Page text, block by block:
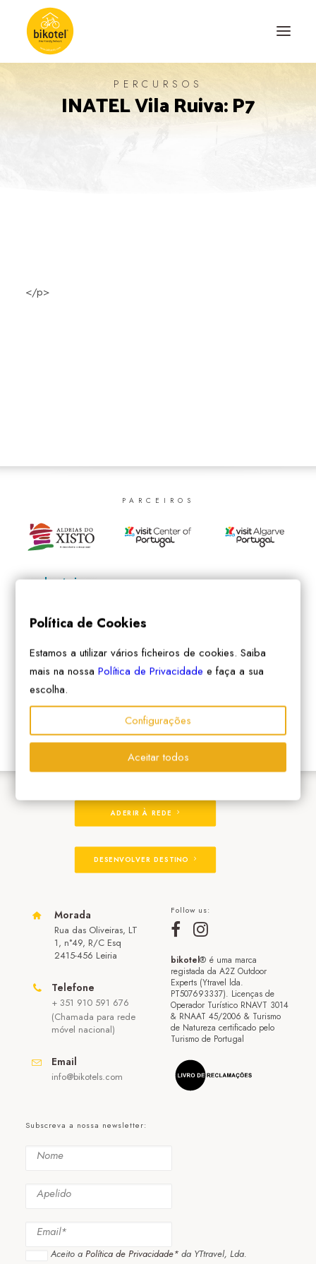
SOBRE NÓS
PERCURSOS
INATEL Vila Ruiva: P7
</p>
PARCEIROS
ADERIR À REDE
DESENVOLVER DESTINO
Morada
Rua das Oliveiras, LT
1, n°49, R/C Esq
2415-456 Leiria
Telefone
+ 351 910 591 676
(Chamada para rede
móvel nacional)
Email
info@bikotels.com
Follow us:
bikotel® é uma marca
registada da A2Z Outdoor
Experts (Ytravel lda.
PT507693337). Licenças de
Operador Turístico RNAVT 3014
& RNAAT 45/2006 & Turismo
de Natureza certificado pelo
Turismo de Portugal
Subscreva a nossa newsletter:
Aceito a Política de Privacidade* da YTtravel, Lda.
Política de Cookies
Estamos a utilizar vários ficheiros de cookies. Saiba
mais na nossaPolítica de Privacidade e faça a sua
escolha.
Configurações
Aceitar todos